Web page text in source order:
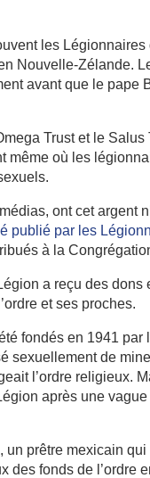
les
Nouvelle-Zélande.
avant que le pape
Trust et le
même où les
ont cet argent
publié par les
à la
a reçu des
et ses proches.
fondés en 1941
sexuellement de
l’ordre religieux.
après une
un prêtre mexicain
des fonds de l’ordre